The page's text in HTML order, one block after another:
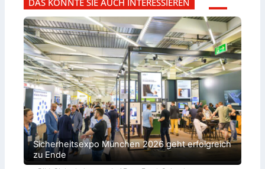
Sicherheitsexpo München 2026 geht erfolgreich
zu Ende